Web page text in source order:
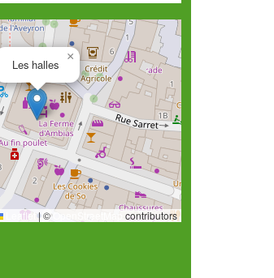
Les halles
×
Leaflet |© OpenStreetMapcontributors